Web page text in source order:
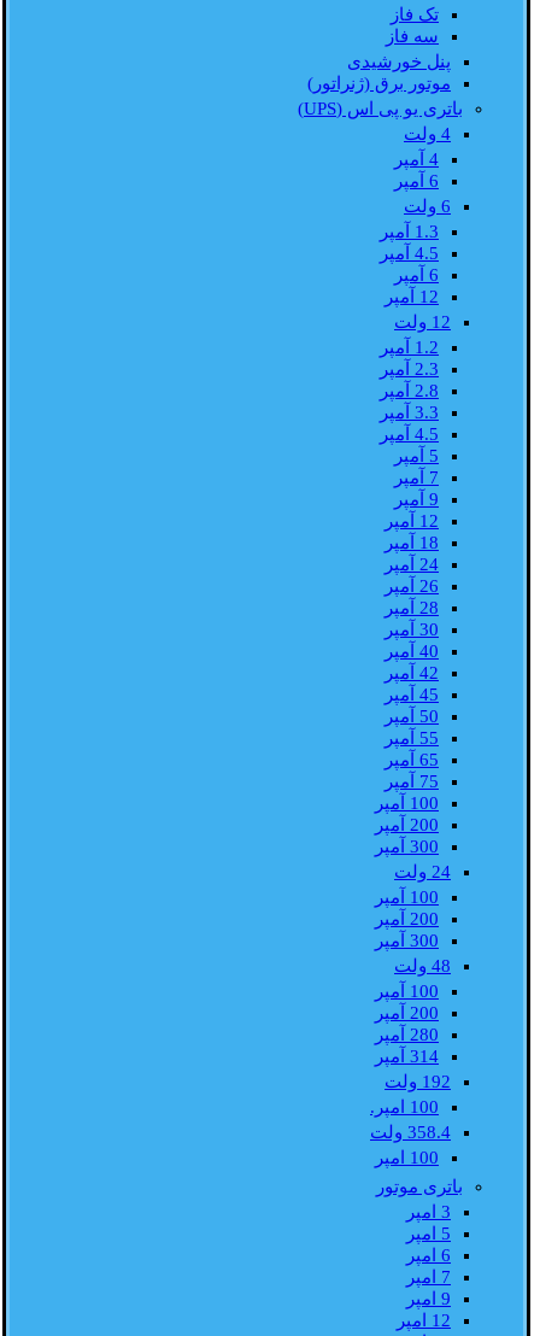
تک فاز
سه فاز
پنل خورشیدی
موتور برق (ژنراتور)
باتری یو پی اس (UPS)
4 ولت
4 آمپر
6 آمپر
6 ولت
1.3 آمپر
4.5 آمپر
6 آمپر
12 آمپر
12 ولت
1.2 آمپر
2.3 آمپر
2.8 آمپر
3.3 آمپر
4.5 آمپر
5 آمپر
7 آمپر
9 آمپر
12 آمپر
18 آمپر
24 آمپر
26 آمپر
28 آمپر
30 آمپر
40 آمپر
42 آمپر
45 آمپر
50 آمپر
55 آمپر
65 آمپر
75 آمپر
100 آمپر
200 آمپر
300 آمپر
24 ولت
100 آمپر
200 آمپر
300 آمپر
48 ولت
100 آمپر
200 آمپر
280 آمپر
314 آمپر
192 ولت
100 امپر.
358.4 ولت
100 امپر
باتری موتور
3 امپر
5 امپر
6 امپر
7 امپر
9 امپر
12 امپر